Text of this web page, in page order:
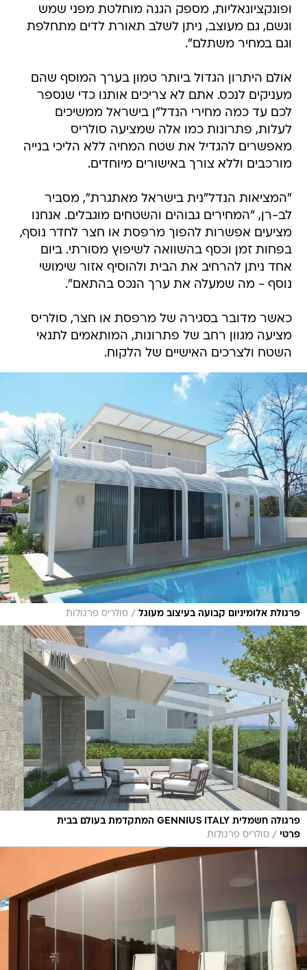
ופונקציונאליות, מספק הגנה מוחלטת מפני שמש
וגשם, גם מעוצב, ניתן לשלב תאורת לדים מתחלפת
וגם במחיר משתלם".
אולם היתרון הגדול ביותר טמון בערך המוסף שהם
מעניקים לנכס. אתם לא צריכים אותנו כדי שנספר
לכם עד כמה מחירי הנדל"ן בישראל ממשיכים
לעלות, פתרונות כמו אלה שמציעה סולריס
מאפשרים להגדיל את שטח המחיה ללא הליכי בנייה
מורכבים וללא צורך באישורים מיוחדים.
"המציאות הנדל"נית בישראל מאתגרת", מסביר
לב-רן, "המחירים גבוהים והשטחים מוגבלים. אנחנו
מציעים אפשרות להפוך מרפסת או חצר לחדר נוסף,
בפחות זמן וכסף בהשוואה לשיפוץ מסורתי. ביום
אחד ניתן להרחיב את הבית ולהוסיף אזור שימושי
נוסף - מה שמעלה את ערך הנכס בהתאם".
כאשר מדובר בסגירה של מרפסת או חצר, סולריס
מציעה מגוון רחב של פתרונות, המותאמים לתנאי
השטח ולצרכים האישיים של הלקוח.
פרגולת אלומיניום קבועה בעיצוב מעוגל / סולריס פרגולות
פרגולה חשמלית GENNIUS ITALY המתקדמת בעולם בבית
פרטי / סולריס פרגולות